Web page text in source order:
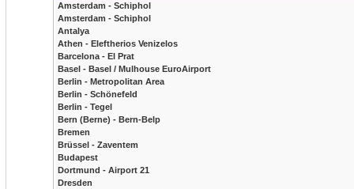
Amsterdam - Schiphol
Amsterdam - Schiphol
Antalya
Athen - Eleftherios Venizelos
Barcelona - El Prat
Basel - Basel / Mulhouse EuroAirport
Berlin - Metropolitan Area
Berlin - Schönefeld
Berlin - Tegel
Bern (Berne) - Bern-Belp
Bremen
Brüssel - Zaventem
Budapest
Dortmund - Airport 21
Dresden